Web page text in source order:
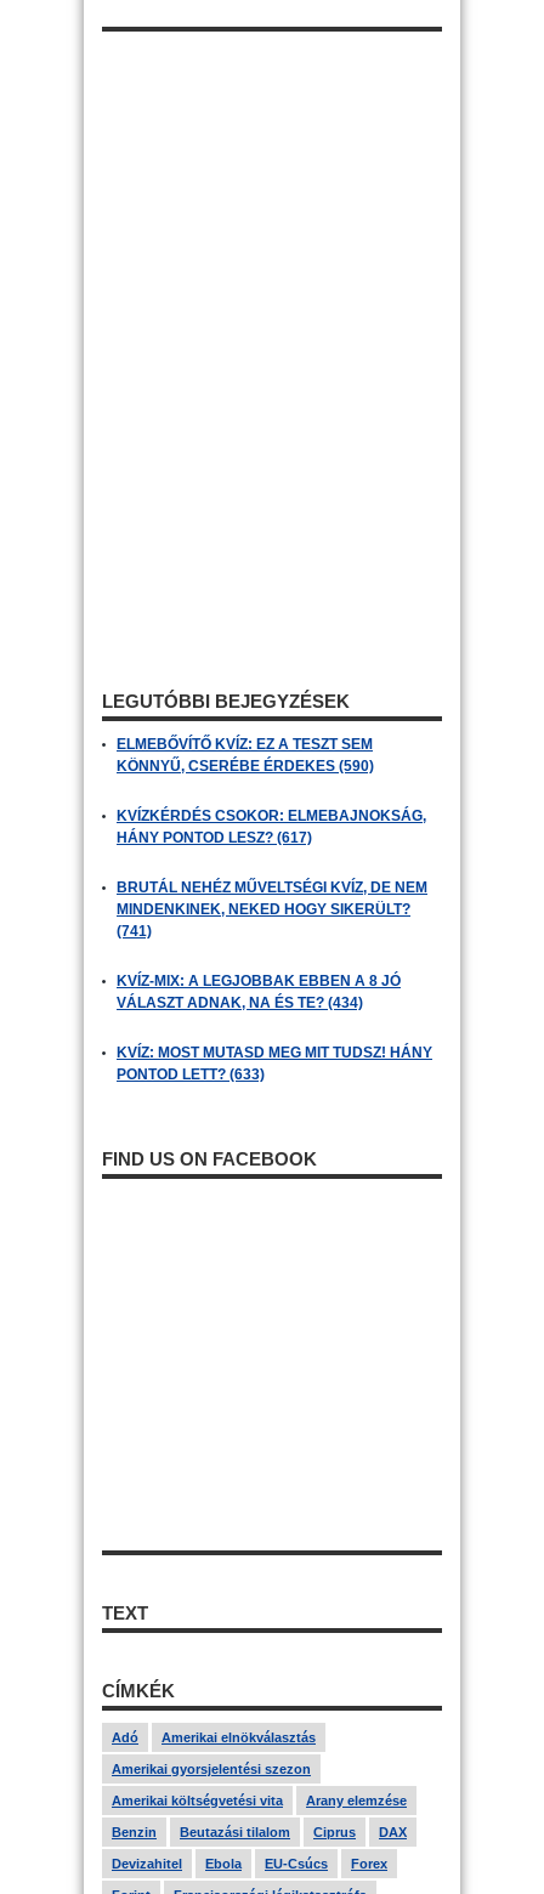
LEGUTÓBBI BEJEGYZÉSEK
ELMEBŐVÍTŐ KVÍZ: EZ A TESZT SEM
KÖNNYŰ, CSERÉBE ÉRDEKES (590)
KVÍZKÉRDÉS CSOKOR: ELMEBAJNOKSÁG,
HÁNY PONTOD LESZ? (617)
BRUTÁL NEHÉZ MŰVELTSÉGI KVÍZ, DE NEM
MINDENKINEK, NEKED HOGY SIKERÜLT?
(741)
KVÍZ-MIX: A LEGJOBBAK EBBEN A 8 JÓ
VÁLASZT ADNAK, NA ÉS TE? (434)
KVÍZ: MOST MUTASD MEG MIT TUDSZ! HÁNY
PONTOD LETT? (633)
FIND US ON FACEBOOK
TEXT
CÍMKÉK
Adó Amerikai elnökválasztás
Amerikai gyorsjelentési szezon
Amerikai költségvetési vita Arany elemzése
Benzin Beutazási tilalom Ciprus DAX
Devizahitel Ebola EU-Csúcs Forex